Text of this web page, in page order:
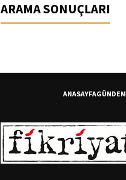
ARAMA SONUÇLARI
ANASAYFAGÜNDEM